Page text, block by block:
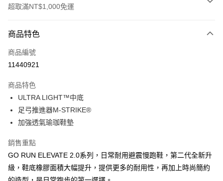
超取滿NT$1,000免運
信用卡一次付款
超商取貨付款
運送方式
全家取貨付款
每筆NT$60，滿NT$1,000(含以上)免運費
每筆NT$60，滿NT$1,000(含以上)免運費
宅配
每筆NT$80，滿NT$1,000(含以上)免運費
商品特色
商品編號
11440921
商品特色
ULTRA LIGHT™中底
足弓推進器M-STRIKE®
加強透氣瑜珈鞋墊
銷售重點
GO RUN ELEVATE 2.0系列，日常耐用避震慢跑鞋，第二代全新升
級，鞋底橡膠面積大幅提升，提供更多的耐用性，再加上時尚簡約